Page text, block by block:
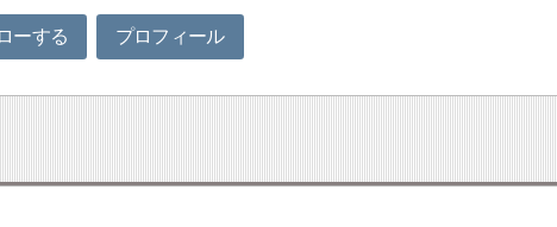
ーする プロフィール